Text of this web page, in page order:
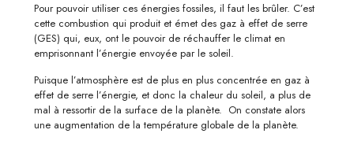
Pour pouvoir utiliser ces énergies fossiles, il faut les brûler. C’est
cette combustion qui produit et émet des gaz à effet de serre
(GES) qui, eux, ont le pouvoir de réchauffer le climat en
emprisonnant l’énergie envoyée par le soleil.
Puisque l’atmosphère est de plus en plus concentrée en gaz à
effet de serre l’énergie, et donc la chaleur du soleil, a plus de
mal à ressortir de la surface de la planète. On constate alors
une augmentation de la température globale de la planète.